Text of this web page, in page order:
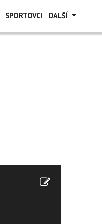
SPORTOVCI DALŠÍ